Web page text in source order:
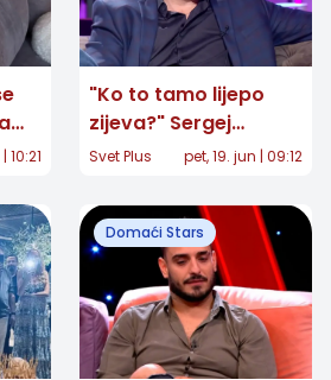
10:21
"Ko to tamo lijepo
zijeva?" Sergej
Ćetković posle 40
koji je mnoge
raznežio
Svet Plus pet, 19. jun | 09:12
Domaći Stars